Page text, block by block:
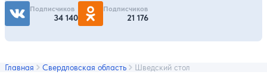
Подписчиков
34 140
Подписчиков
21 176
Главная Свердловская область Шведский стол